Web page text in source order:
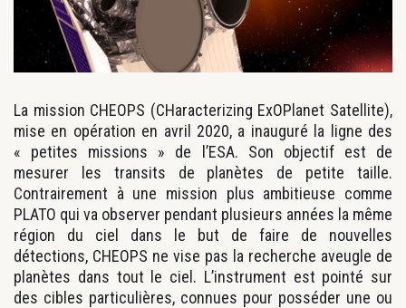
La mission CHEOPS (CHaracterizing ExOPlanet Satellite),
mise en opération en avril 2020, a inauguré la ligne des
« petites missions » de l’ESA. Son objectif est de
mesurer les transits de planètes de petite taille.
Contrairement à une mission plus ambitieuse comme
PLATO qui va observer pendant plusieurs années la même
région du ciel dans le but de faire de nouvelles
détections, CHEOPS ne vise pas la recherche aveugle de
planètes dans tout le ciel. L’instrument est pointé sur
des cibles particulières, connues pour posséder une ou